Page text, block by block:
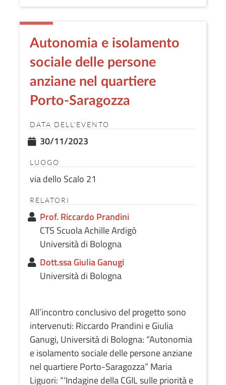
Autonomia e isolamento
sociale delle persone
anziane nel quartiere
Porto-Saragozza
DATA DELL'EVENTO
30/11/2023
LUOGO
via dello Scalo 21
RELATORI
Prof. Riccardo Prandini
CTS Scuola Achille Ardigò
Università di Bologna
Dott.ssa Giulia Ganugi
Università di Bologna
All’incontro conclusivo del progetto sono
intervenuti: Riccardo Prandini e Giulia
Ganugi, Università di Bologna: “Autonomia
e isolamento sociale delle persone anziane
nel quartiere Porto-Saragozza” Maria
Liguori: “‘Indagine della CGIL sulle priorità e